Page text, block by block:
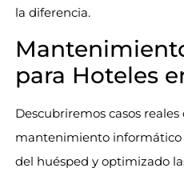
la diferencia.
para Hoteles
Descubriremos casos
mantenimiento informático
del huésped y optimizado